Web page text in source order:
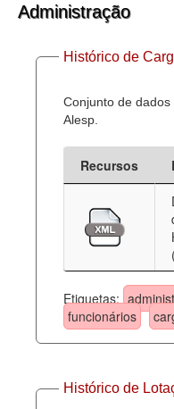
Lei de Acesso à
Dados
Planejamento
Catálogo de dados
Processo Legislativo
Administração
Legislação
Agenda
Perguntas frequentes
Contato
Administração
Histórico de
Conjunto de
Alesp.
Recursos
Etiquetas:
funcionários
Histórico de